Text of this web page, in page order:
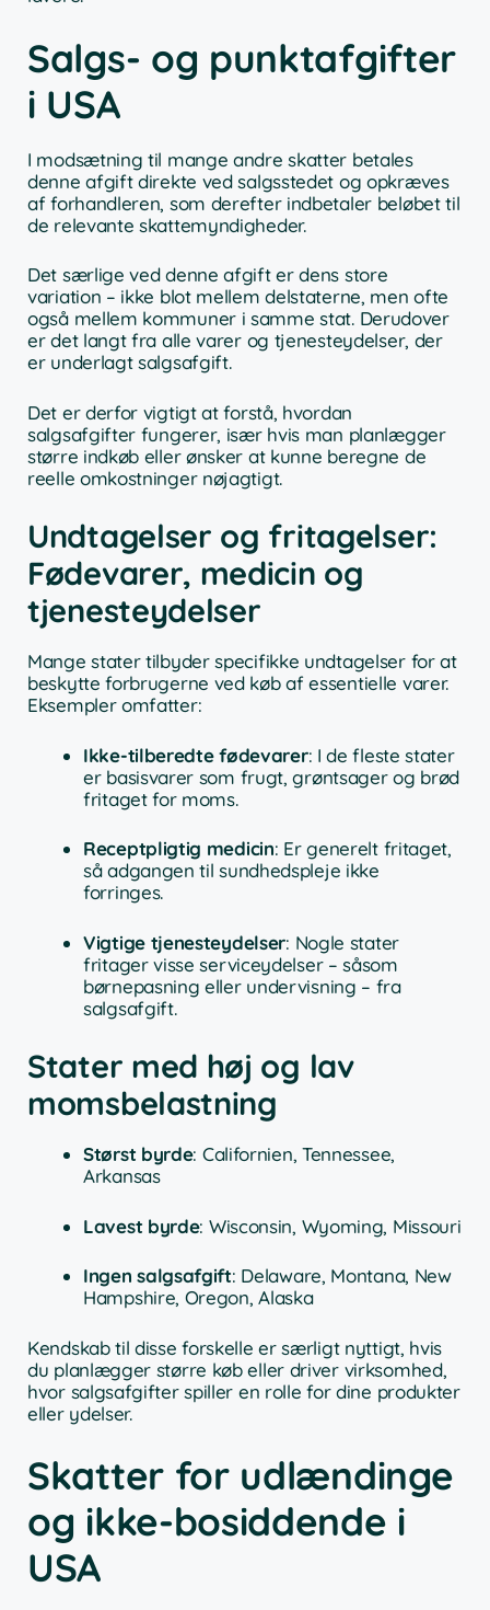
Salgs- og punktafgifter
i USA
I modsætning til mange andre skatter betales
denne afgift direkte ved salgsstedet og opkræves
af forhandleren, som derefter indbetaler beløbet til
de relevante skattemyndigheder.
Det særlige ved denne afgift er dens store
variation – ikke blot mellem delstaterne, men ofte
også mellem kommuner i samme stat. Derudover
er det langt fra alle varer og tjenesteydelser, der
er underlagt salgsafgift.
Det er derfor vigtigt at forstå, hvordan
salgsafgifter fungerer, især hvis man planlægger
større indkøb eller ønsker at kunne beregne de
reelle omkostninger nøjagtigt.
Undtagelser og fritagelser:
Fødevarer, medicin og
tjenesteydelser
Mange stater tilbyder specifikke undtagelser for at
beskytte forbrugerne ved køb af essentielle varer.
Eksempler omfatter:
Ikke-tilberedte fødevarer: I de fleste stater
er basisvarer som frugt, grøntsager og brød
fritaget for moms.
Receptpligtig medicin: Er generelt fritaget,
så adgangen til sundhedspleje ikke
forringes.
Vigtige tjenesteydelser: Nogle stater
fritager visse serviceydelser – såsom
børnepasning eller undervisning – fra
salgsafgift.
Stater med høj og lav
momsbelastning
Størst byrde: Californien, Tennessee,
Arkansas
Lavest byrde: Wisconsin, Wyoming, Missouri
Ingen salgsafgift: Delaware, Montana, New
Hampshire, Oregon, Alaska
Kendskab til disse forskelle er særligt nyttigt, hvis
du planlægger større køb eller driver virksomhed,
hvor salgsafgifter spiller en rolle for dine produkter
eller ydelser.
Skatter for udlændinge
og ikke-bosiddende i
USA